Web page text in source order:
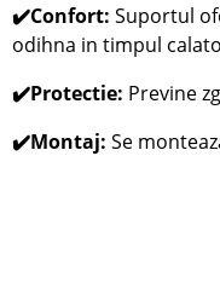
✔️Confort:Suportul
odihna in timpul
✔️Protectie: Previne
✔️Montaj:Se